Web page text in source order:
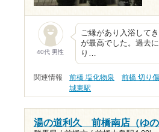
40代 男性
ご縁があり入浴して
が最高でした。過去
り…
関連情報 前橋 塩化物泉 前橋 切り傷
城東駅
湯の道利久 前橋南店（ゆの